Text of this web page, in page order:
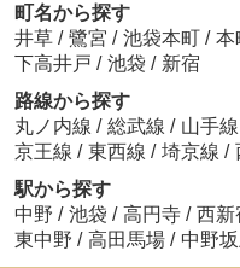
町名から探す
井草 / 鷺宮 / 池袋本町 / 本
下高井戸 / 池袋 / 新宿
路線から探す
丸ノ内線 / 総武線 / 山手線
京王線 / 東西線 / 埼京線 /
駅から探す
中野 / 池袋 / 高円寺 / 西新
東中野 / 高田馬場 / 中野